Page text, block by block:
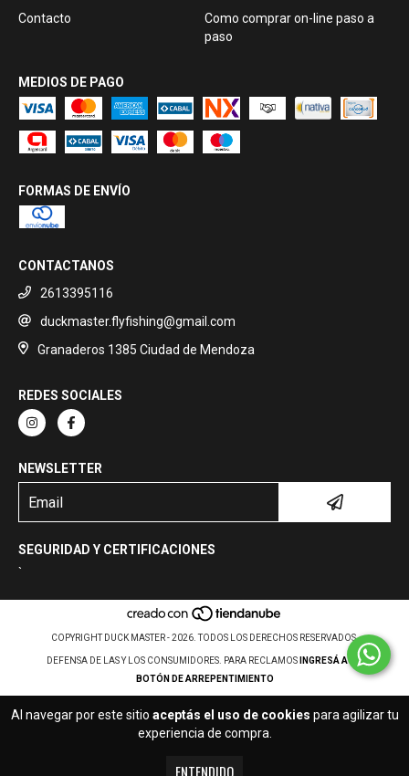
Al navegar por este sitio aceptás el uso de cookies para agilizar tu
experiencia de compra.
ENTENDIDO
Contacto
Como comprar on-line paso a
paso
MEDIOS DE PAGO
FORMAS DE ENVÍO
CONTACTANOS
2613395116
duckmaster.flyfishing@gmail.com
Granaderos 1385 Ciudad de Mendoza
REDES SOCIALES
NEWSLETTER
SEGURIDAD Y CERTIFICACIONES
`
COPYRIGHT DUCK MASTER - 2026. TODOS LOS DERECHOS RESERVADOS.
DEFENSA DE LAS Y LOS CONSUMIDORES. PARA RECLAMOS
INGRESÁ ACÁ.
BOTÓN DE ARREPENTIMIENTO